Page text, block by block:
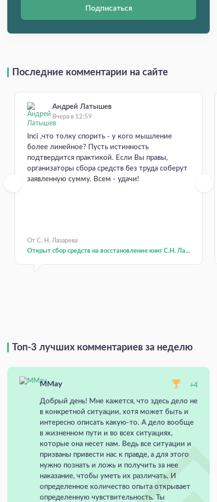
Подписаться
Последние комментарии на сайте
Андрей Латышев
Вчера в 12:59
Inci ,что толку спорить - у кого мышление
более линейное? Пусть истинность
подтвердится практикой. Если Вы правы,
организаторы сбора средств без труда соберут
заявленную сумму. Всем - удачи!
От С. Н. Лазарева
Открыт сбор средств на восстановление книг С.Н. Ла...
Топ-3 лучших комментариев за неделю
MMay +4
Добрый день! Мне кажется, что здесь дело не
в конкретной ситуации, хотя может быть и
интересно описать какую-то. А дело вообще
в жизненном пути и во всех ситуациях,
которые она несет нам. Ведь все ситуации и
призваны привести нас к правде, а для этого
нужно познать и ложь и получить за нее
наказание, чтобы уметь их различать. И
определенное количество опыта открывает
определенную чувствительность. Ты